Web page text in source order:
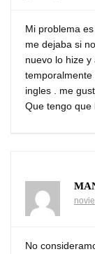
Mi problema
me dejaba si
nuevo lo hize
ingles . me
Que tengo que
No